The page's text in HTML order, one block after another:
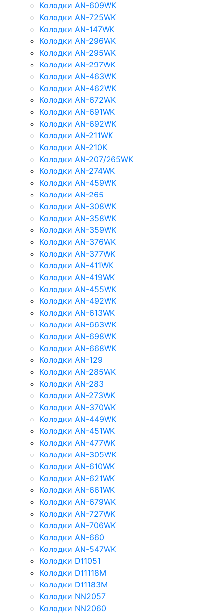
Колодки AN-609WK
Колодки AN-725WK
Колодки AN-147WK
Колодки AN-296WK
Колодки AN-295WK
Колодки AN-297WK
Колодки AN-463WK
Колодки AN-462WK
Колодки AN-672WK
Колодки AN-691WK
Колодки AN-692WK
Колодки AN-211WK
Колодки AN-210K
Колодки AN-207/265WK
Колодки AN-274WK
Колодки AN-459WK
Колодки AN-265
Колодки AN-308WK
Колодки AN-358WK
Колодки AN-359WK
Колодки AN-376WK
Колодки AN-377WK
Колодки AN-411WK
Колодки AN-419WK
Колодки AN-455WK
Колодки AN-492WK
Колодки AN-613WK
Колодки AN-663WK
Колодки AN-698WK
Колодки AN-668WK
Колодки AN-129
Колодки AN-285WK
Колодки AN-283
Колодки AN-273WK
Колодки AN-370WK
Колодки AN-449WK
Колодки AN-451WK
Колодки AN-477WK
Колодки AN-305WK
Колодки AN-610WK
Колодки AN-621WK
Колодки AN-661WK
Колодки AN-679WK
Колодки AN-727WK
Колодки AN-706WK
Колодки AN-660
Колодки AN-547WK
Колодки D11051
Колодки D11118M
Колодки D11183M
Колодки NN2057
Колодки NN2060